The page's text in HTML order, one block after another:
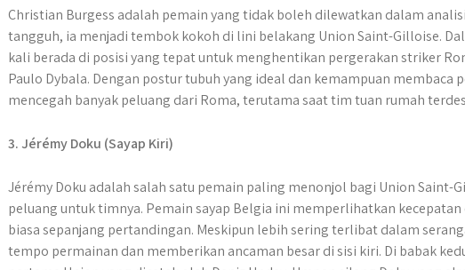
Christian Burgess adalah pemain yang tidak boleh dilewatkan dalam
tangguh, ia menjadi tembok kokoh di lini belakang Union Saint-Gilloise.
kali berada di posisi yang tepat untuk menghentikan pergerakan striker
Paulo Dybala. Dengan postur tubuh yang ideal dan kemampuan membaca
mencegah banyak peluang dari Roma, terutama saat tim tuan rumah
3. Jérémy Doku (Sayap Kiri)
Jérémy Doku adalah salah satu pemain paling menonjol bagi Union
peluang untuk timnya. Pemain sayap Belgia ini memperlihatkan
biasa sepanjang pertandingan. Meskipun lebih sering terlibat dalam
tempo permainan dan memberikan ancaman besar di sisi kiri. Di babak